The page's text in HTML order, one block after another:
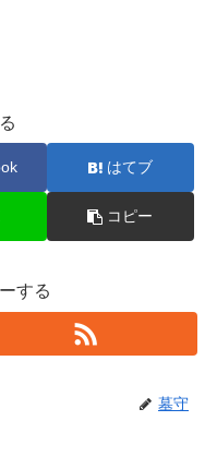
はてブ
コピー
する
墓守